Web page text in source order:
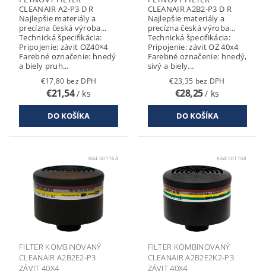
CLEANAIR A2-P3 D R
Najlepšie materiály a
precízna česká výroba...
Technická špecifikácia:
Pripojenie: závit OZ40×4
Farebné označenie: hnedý
a biely pruh...
€17,80 bez DPH
€21,54/ ks
CLEANAIR A2B2-P3 D R
Najlepšie materiály a
precízna česká výroba...
Technická špecifikácia:
Pripojenie: závit OZ 40x4
Farebné označenie: hnedý,
sivý a biely...
€23,35 bez DPH
€28,25/ ks
Kód:501164
FILTER KOMBINOVANÝ
CLEANAIR A2B2E2-P3
ZÁVIT 40X4
Kód: 501168
FILTER KOMBINOVANÝ
CLEANAIR A2B2E2K2-P3
ZÁVIT 40X4